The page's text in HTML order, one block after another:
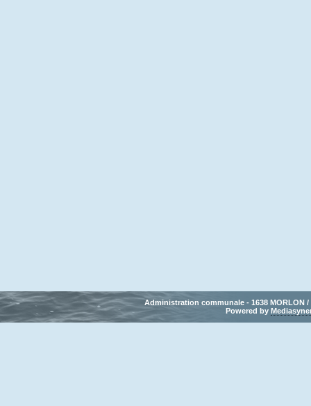
Administration communale - 1638 MORLON /
Powered by